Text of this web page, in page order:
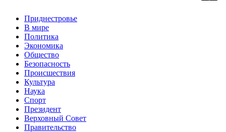
Приднестровье
В мире
Политика
Экономика
Общество
Безопасность
Происшествия
Культура
Наука
Спорт
Президент
Верховный Совет
Правительство